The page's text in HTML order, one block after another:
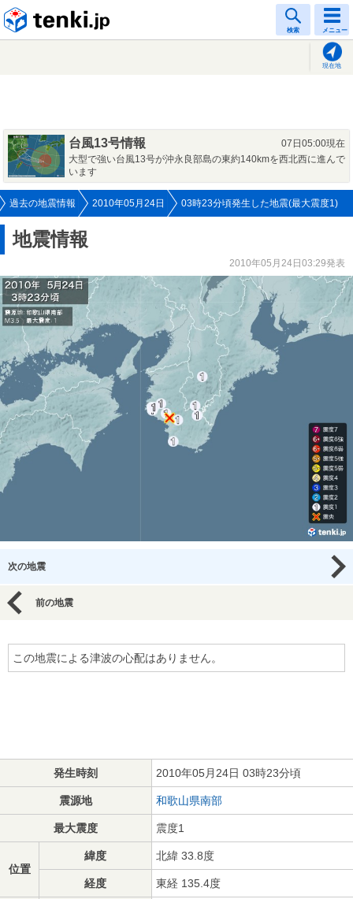
検索 メニュー
現在地
台風13号情報
07日05:00現在
大型で強い台風13号が沖永良部島の東約140kmを西北西に進んで
います
過去の地震情報 2010年05月24日 03時23分頃発生した地震(最大震度1)
地震情報
2010年05月24日03:29発表
次の地震
前の地震
この地震による津波の心配はありません。
発生時刻 2010年05月24日 03時23分頃
震源地 和歌山県南部
最大震度 震度1
位置
緯度 北緯 33.8度
経度 東経 135.4度